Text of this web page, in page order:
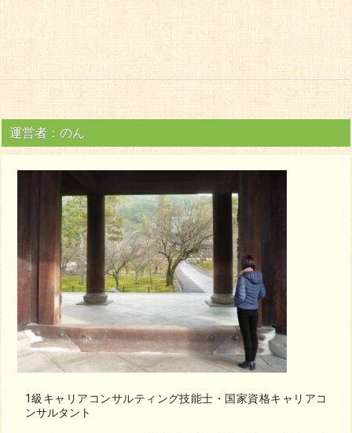
運営者：のん
1級キャリアコンサルティング技能士・国家資格キャリアコ
ンサルタント